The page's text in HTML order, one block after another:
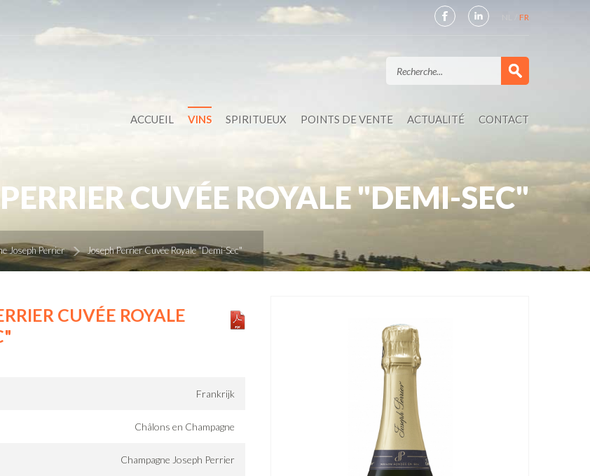
FR
ACCUEIL VINS SPIRITUEUX POINTS DE VENTE ACTUALITÉ CONTACT
CUVÉE ROYALE "DEMI-SEC"
Joseph Perrier Joseph Perrier Cuvée Royale "Demi-Sec"
CUVÉE ROYALE
Frankrijk
Châlons en Champagne
Champagne Joseph Perrier